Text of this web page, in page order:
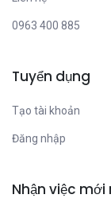
0963 400 885
Tuyển dụng
Tạo tài khoản
Đăng nhập
Nhận việc